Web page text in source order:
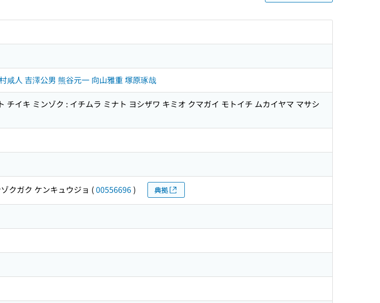
咸人 吉澤公男 熊谷元一 向山雅重 塚原琢哉
チイキ ミンゾク : イチムラ ミナト ヨシザワ キミオ クマガイ モトイチ ムカイヤマ マサシ
クガク ケンキュウジョ (00556696) 典拠